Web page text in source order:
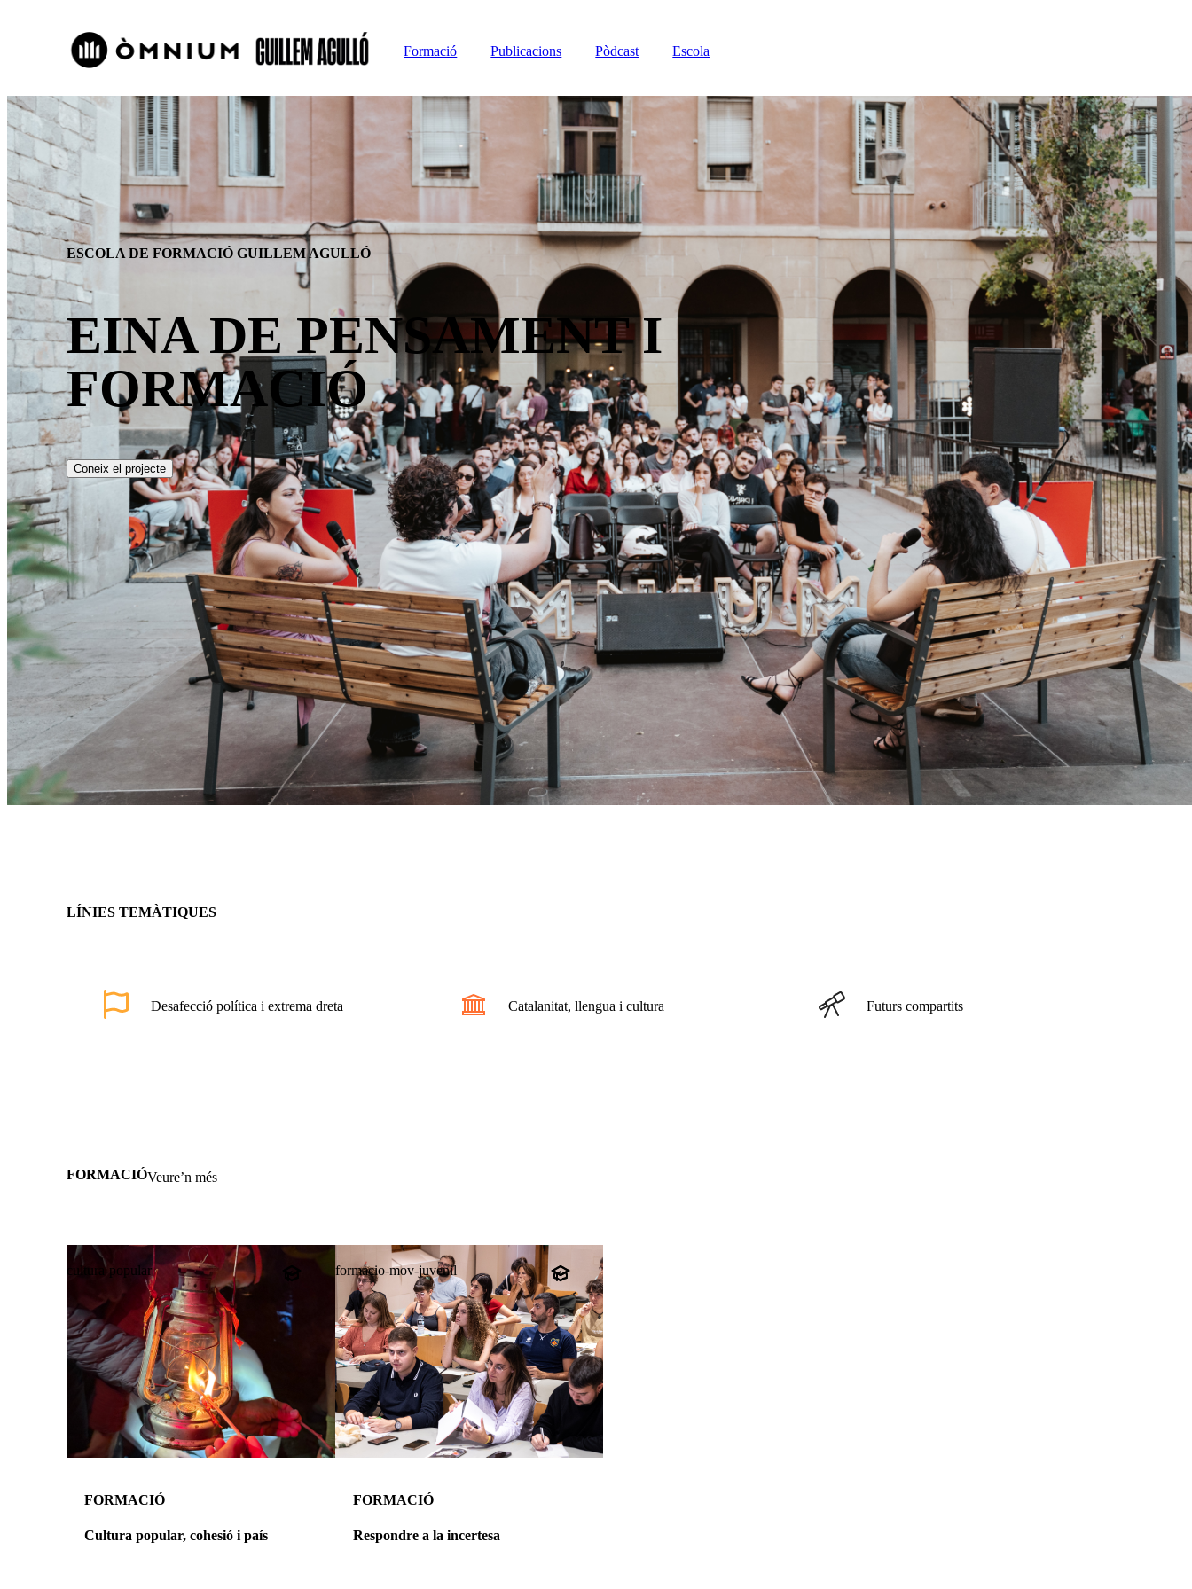
Formació Publicacions Pòdcast Escola
ESCOLA DE FORMACIÓ GUILLEM AGULLÓ
EINA DE PENSAMENT I
FORMACIÓ
Coneix el projecte
LÍNIES TEMÀTIQUES
Desafecció política i extrema dreta Catalanitat, llengua i cultura Futurs compartits
FORMACIÓVeure’n més
cultura-popular
FORMACIÓ
Cultura popular, cohesió i país
formacio-mov-juvenil
FORMACIÓ
Respondre a la incertesa